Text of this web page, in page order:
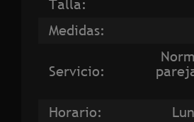
Talla:
Medidas:
Servicio:
Horario: